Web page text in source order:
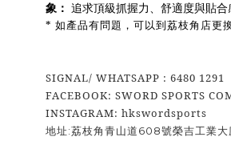
象： 追求頂級抓握力、舒適度與貼合
* 如產品有問題，可以到荔枝角店更換
SIGNAL/ WHATSAPP : 6480 1291
FACEBOOK: SWORD SPORTS
INSTAGRAM: hkswordsports
地址:荔枝角青山道608號榮吉工業大